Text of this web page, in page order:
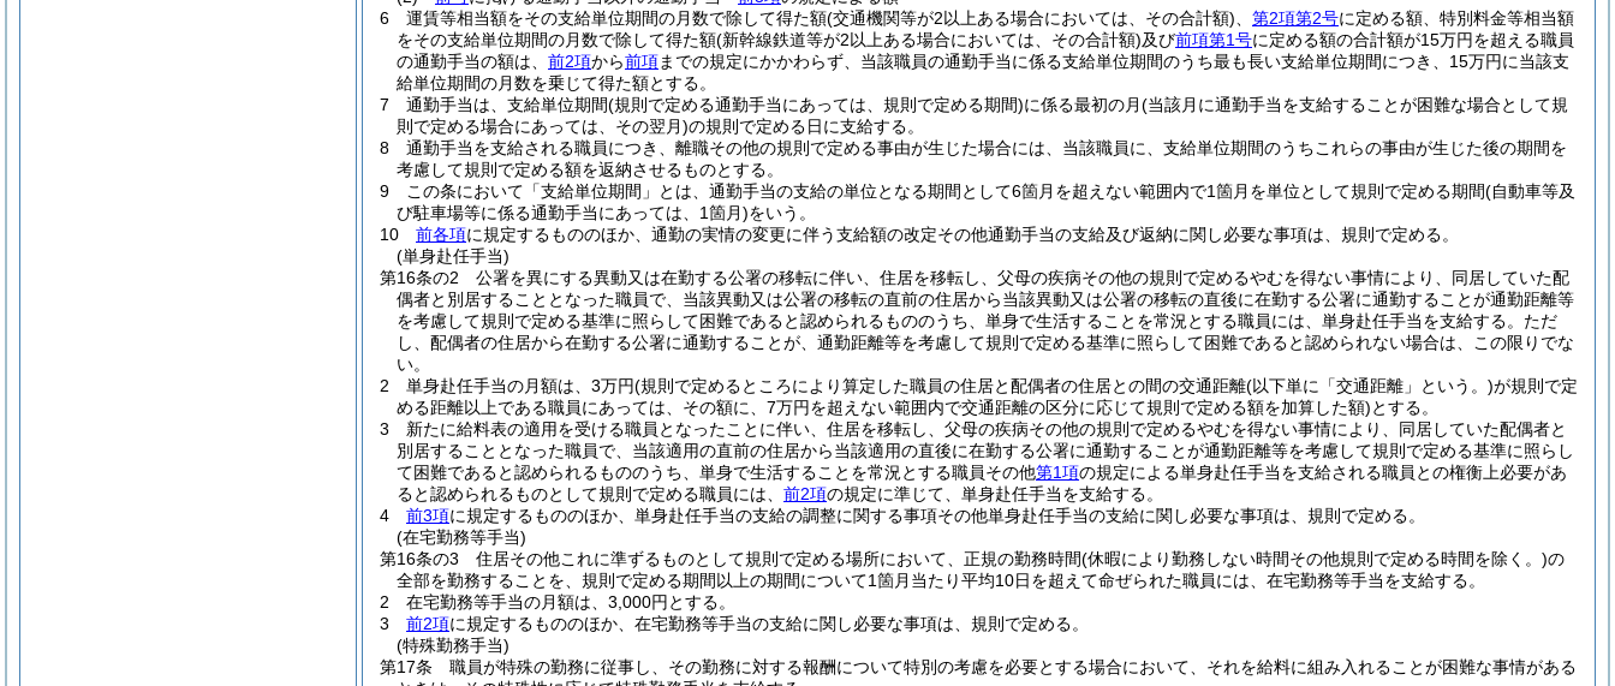
6
運賃等相当額をその支給単位期間の月数で除して得た額(交通機関等が2以上ある場合においては、その合計額) 第2項第2号に定める額、特別料金等相当額
をその支給単位期間の月数で除して得た額(新幹線鉄道等が2以上ある場合においては、その合計額)及び前項第1号に定める額の合計額が15万円を超える職員
の通勤手当の額は、 前2項から前項までの規定にかかわらず、当該職員の通勤手当に係る支給単位期間のうち最も長い支給単位期間につき、15万円に当該支
給単位期間の月数を乗じて得た額とする。
7
通勤手当は、支給単位期間(規則で定める通勤手当にあっては、規則で定める期間)に係る最初の月(当該月に通勤手当を支給することが困難な場合として規
則で定める場合にあっては、その翌月)の規則で定める日に支給する。
8
通勤手当を支給される職員につき、離職その他の規則で定める事由が生じた場合には、当該職員に、支給単位期間のうちこれらの事由が生じた後の期間を
考慮して規則で定める額を返納させるものとする。
9
この条において「支給単位期間」とは、通勤手当の支給の単位となる期間として6箇月を超えない範囲内で1箇月を単位として規則で定める期間(自動車等及
び駐車場等に係る通勤手当にあっては、1箇月)をいう。
10
前各項に規定するもののほか、通勤の実情の変更に伴う支給額の改定その他通勤手当の支給及び返納に関し必要な事項は、規則で定める。
(単身赴任手当)
第16条の2
公署を異にする異動又は在勤する公署の移転に伴い、住居を移転し、父母の疾病その他の規則で定めるやむを得ない事情により、同居していた配
偶者と別居することとなった職員で、当該異動又は公署の移転の直前の住居から当該異動又は公署の移転の直後に在勤する公署に通勤することが通勤距離等
を考慮して規則で定める基準に照らして困難であると認められるもののうち、単身で生活することを常況とする職員には、単身赴任手当を支給する。 ただ
し、配偶者の住居から在勤する公署に通勤することが、通勤距離等を考慮して規則で定める基準に照らして困難であると認められない場合は、この限りでな
い。
2
単身赴任手当の月額は、3万円(規則で定めるところにより算定した職員の住居と配偶者の住居との間の交通距離(以下単に「交通距離」という。)が規則で定
める距離以上である職員にあっては、その額に、7万円を超えない範囲内で交通距離の区分に応じて規則で定める額を加算した額)とする。
3
新たに給料表の適用を受ける職員となったことに伴い、住居を移転し、父母の疾病その他の規則で定めるやむを得ない事情により、同居していた配偶者と
別居することとなった職員で、当該適用の直前の住居から当該適用の直後に在勤する公署に通勤することが通勤距離等を考慮して規則で定める基準に照らし
て困難であると認められるもののうち、単身で生活することを常況とする職員その他第1項の規定による単身赴任手当を支給される職員との権衡上必要があ
ると認められるものとして規則で定める職員には、 前2項の規定に準じて、単身赴任手当を支給する。
4
前3項に規定するもののほか、単身赴任手当の支給の調整に関する事項その他単身赴任手当の支給に関し必要な事項は、規則で定める。
(在宅勤務等手当)
第16条の3
住居その他これに準ずるものとして規則で定める場所において、正規の勤務時間(休暇により勤務しない時間その他規則で定める時間を除く。)の
全部を勤務することを、規則で定める期間以上の期間について1箇月当たり平均10日を超えて命ぜられた職員には、在宅勤務等手当を支給する。
2
在宅勤務等手当の月額は、3,000円とする。
3
前2項に規定するもののほか、在宅勤務等手当の支給に関し必要な事項は、規則で定める。
(特殊勤務手当)
第17条
職員が特殊の勤務に従事し、その勤務に対する報酬について特別の考慮を必要とする場合において、それを給料に組み入れることが困難な事情がある